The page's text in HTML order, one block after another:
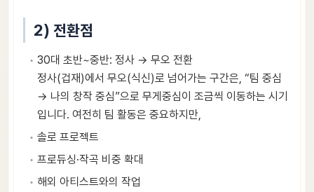
2) 전환점
30대 초반~중반: 정사 → 무오 전환
정사(겁재)에서 무오(식신)로 넘어가는 구간은, “팀 중심
→ 나의 창작 중심”으로 무게중심이 조금씩 이동하는 시기
입니다. 여전히 팀 활동은 중요하지만,
솔로 프로젝트
프로듀싱·작곡 비중 확대
해외 아티스트와의 작업